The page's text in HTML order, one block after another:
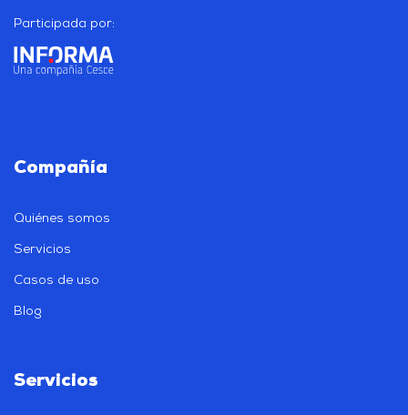
Participada por:
Compañía
Quiénes somos
Servicios
Casos de uso
Blog
Servicios